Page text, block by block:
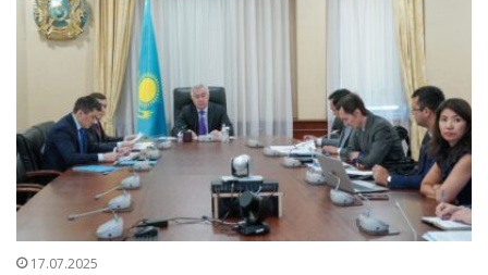
17.07.2025